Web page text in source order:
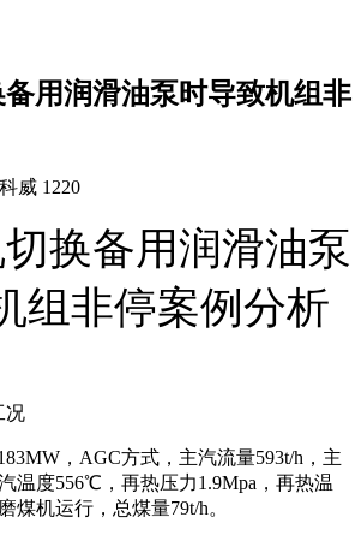
用润滑油泵时导致机组非
科威 1220
换备用润滑油泵
组非停案例分析
况
，AGC方式，主汽流量593t/h，主
温度556℃，再热压力1.9Mpa，再热温
煤机运行，总煤量79t/h。